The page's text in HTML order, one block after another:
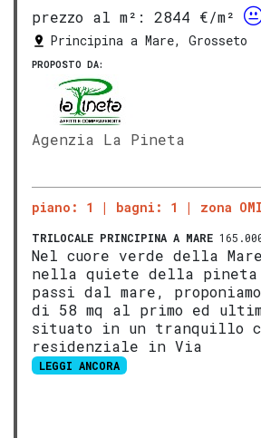
prezzo al m²:
2844 €/m²
Principina a Mare, Grosseto
PROPOSTO DA:
Agenzia La Pineta
piano: 1 bagni: 1 zona
TRILOCALE PRINCIPINA A MARE
Nel cuore verde della
nella quiete della pineta
passi dal mare, proponiamo
di 58 mq al primo ed
situato in un tranquillo
residenziale in Via
LEGGI ANCORA